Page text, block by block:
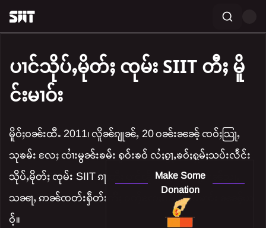
ပၢင်သိုပ်ႇမိုတ်ႈ ၸုမ်း SIIT တီႈ မိူ
င်းမၢဝ်း
မိူဝ်ႈဝၼ်းထီႉ 2011၊ လိူၼ်ၵျုၼ်ႇ 20 ဝၼ်းၼၼ်ႉ ၸဝ်ႈသြႃႇ
သုၶမ်း လႄႈ ၸၢႆးမွၼ်းၶမ်း ႁဝ်းၶဝ် လႆႈၵႂႃႇၶဝ်ႈႁူမ်ႈသပ်းလႅင်း
သိုပ်ႇမိုတ်ႈ ၸုမ်း SIIT ၵႃႈတီႈ ပၢင်ၽိုၵ်းၽွၼ်ႉ ၼႃႈၵၢၼ်သႃႇ
သၼႃႇ ဢၼ်ၸတ်းႁဵတ်းတီႈ ဝတ်ႉၸႄႈၵဝ်ႇ၊ မိူင်းမၢဝ်း ၼၼ်ႉယ
ဝ်ႉ။
Make Some
Donation